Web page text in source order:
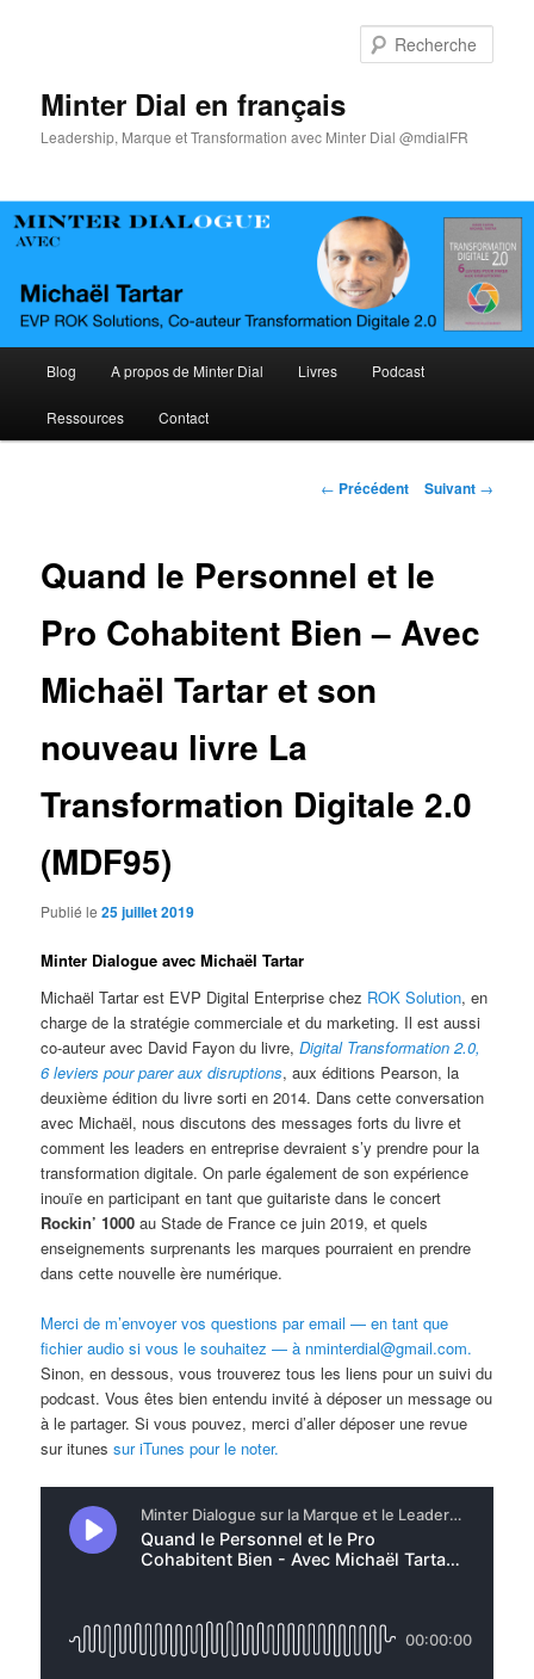
Minter Dial en français
Leadership, Marque et Transformation avec Minter Dial @mdialFR
principal
Blog A propos de Minter Dial Livres Podcast
Ressources Contact
Navigation
← Précédent Suivant →
Quand le Personnel et le
Pro Cohabitent Bien – Avec
Michaël Tartar et son
nouveau livre La
Transformation Digitale 2.0
(MDF95)
Publié le25 juillet 2019
Minter Dialogue avec Michaël Tartar
Michaël Tartar est EVP Digital Enterprise chez ROK Solution, en
charge de la stratégie commerciale et du marketing. Il est aussi
co-auteur avec David Fayon du livre,Digital Transformation 2.0,
6 leviers pour parer aux disruptions, aux éditions Pearson, la
deuxième édition du livre sorti en 2014. Dans cette conversation
avec Michaël, nous discutons des messages forts du livre et
comment les leaders en entreprise devraient s’y prendre pour la
transformation digitale. On parle également de son expérience
inouïe en participant en tant que guitariste dans le concert
Rockin’ 1000 au Stade de France ce juin 2019, et quels
enseignements surprenants les marques pourraient en prendre
dans cette nouvelle ère numérique.
Merci de m’envoyer vos questions par email — en tant que
fichier audio si vous le souhaitez — à nminterdial@gmail.com.
Sinon, en dessous, vous trouverez tous les liens pour un suivi du
podcast. Vous êtes bien entendu invité à déposer un message ou
à le partager. Si vous pouvez, merci d’aller déposer une revue
sur itunessur iTunes pour le noter.